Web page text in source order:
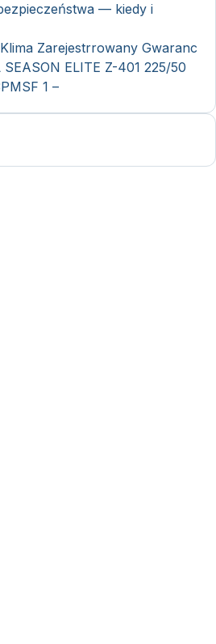
— kiedy i
Zarejestrrowany Gwaranc
ELITE Z-401 225/50
1 –